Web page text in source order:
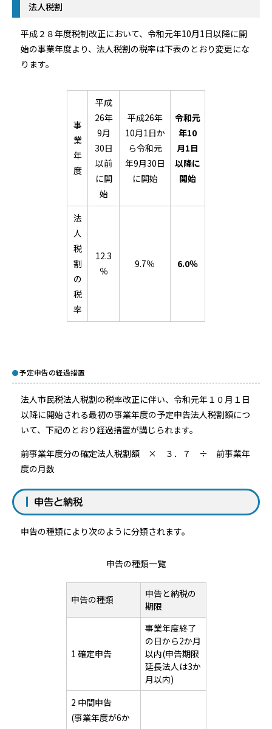
法人税割
平成２８年度税制改正において、令和元年10月1日以降に開
始の事業年度より、法人税割の税率は下表のとおり変更にな
ります。
事
業
年
度
平成
26年
9月
30日
以前
に開
始
平成26年
10月1日か
ら令和元
年9月30日
に開始
令和元
年10
月1日
以降に
開始
法
人
税
割
の
税
率
12.3
％
9.7％ 6.0％
予定申告の経過措置
法人市民税法人税割の税率改正に伴い、令和元年１０月１日
以降に開始される最初の事業年度の予定申告法人税割額につ
いて、下記のとおり経過措置が講じられます。
前事業年度分の確定法人税割額 × ３．７ ÷ 前事業年
度の月数
申告と納税
申告の種類により次のように分類されます。
申告の種類一覧
申告の種類
申告と納税の
期限
1 確定申告
事業年度終了
の日から2か月
以内(申告期限
延長法人は3か
月以内)
2 中間申告
(事業年度が6か